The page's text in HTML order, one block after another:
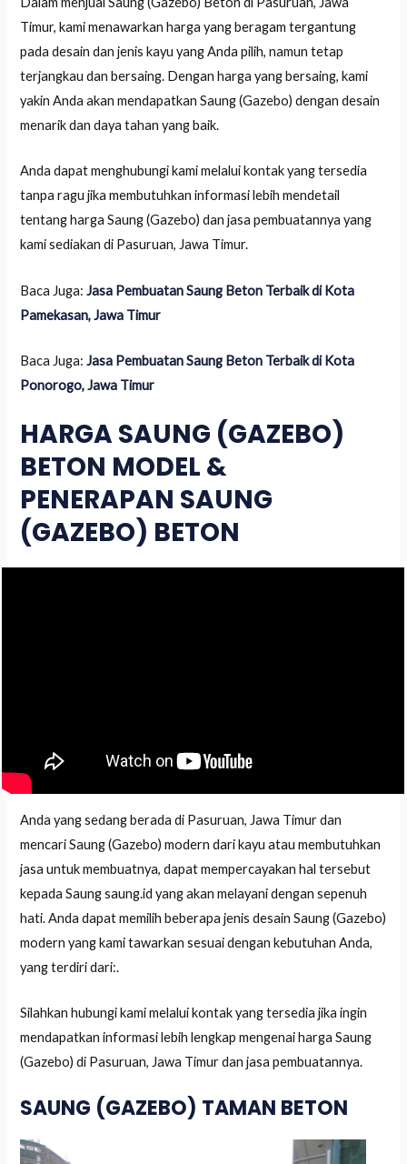
Timur, kami menawarkan harga yang beragam tergantung
pada desain dan jenis kayu yang Anda pilih, namun tetap
terjangkau dan bersaing. Dengan harga yang bersaing, kami
yakin Anda akan mendapatkan Saung (Gazebo) dengan desain
menarik dan daya tahan yang baik.
Anda dapat menghubungi kami melalui kontak yang tersedia
tanpa ragu jika membutuhkan informasi lebih mendetail
tentang harga Saung (Gazebo) dan jasa pembuatannya yang
kami sediakan di Pasuruan, Jawa Timur.
Baca Juga:Jasa Pembuatan Saung Beton Terbaik di Kota
Pamekasan, Jawa Timur
Baca Juga:Jasa Pembuatan Saung Beton Terbaik di Kota
Ponorogo, Jawa Timur
HARGA SAUNG (GAZEBO)
BETON MODEL &
PENERAPAN SAUNG
(GAZEBO) BETON
Anda yang sedang berada di Pasuruan, Jawa Timur dan
mencari Saung (Gazebo) modern dari kayu atau membutuhkan
jasa untuk membuatnya, dapat mempercayakan hal tersebut
kepada Saung saung.id yang akan melayani dengan sepenuh
hati. Anda dapat memilih beberapa jenis desain Saung (Gazebo)
modern yang kami tawarkan sesuai dengan kebutuhan Anda,
yang terdiri dari:.
Silahkan hubungi kami melalui kontak yang tersedia jika ingin
mendapatkan informasi lebih lengkap mengenai harga Saung
(Gazebo) di Pasuruan, Jawa Timur dan jasa pembuatannya.
SAUNG (GAZEBO) TAMAN BETON